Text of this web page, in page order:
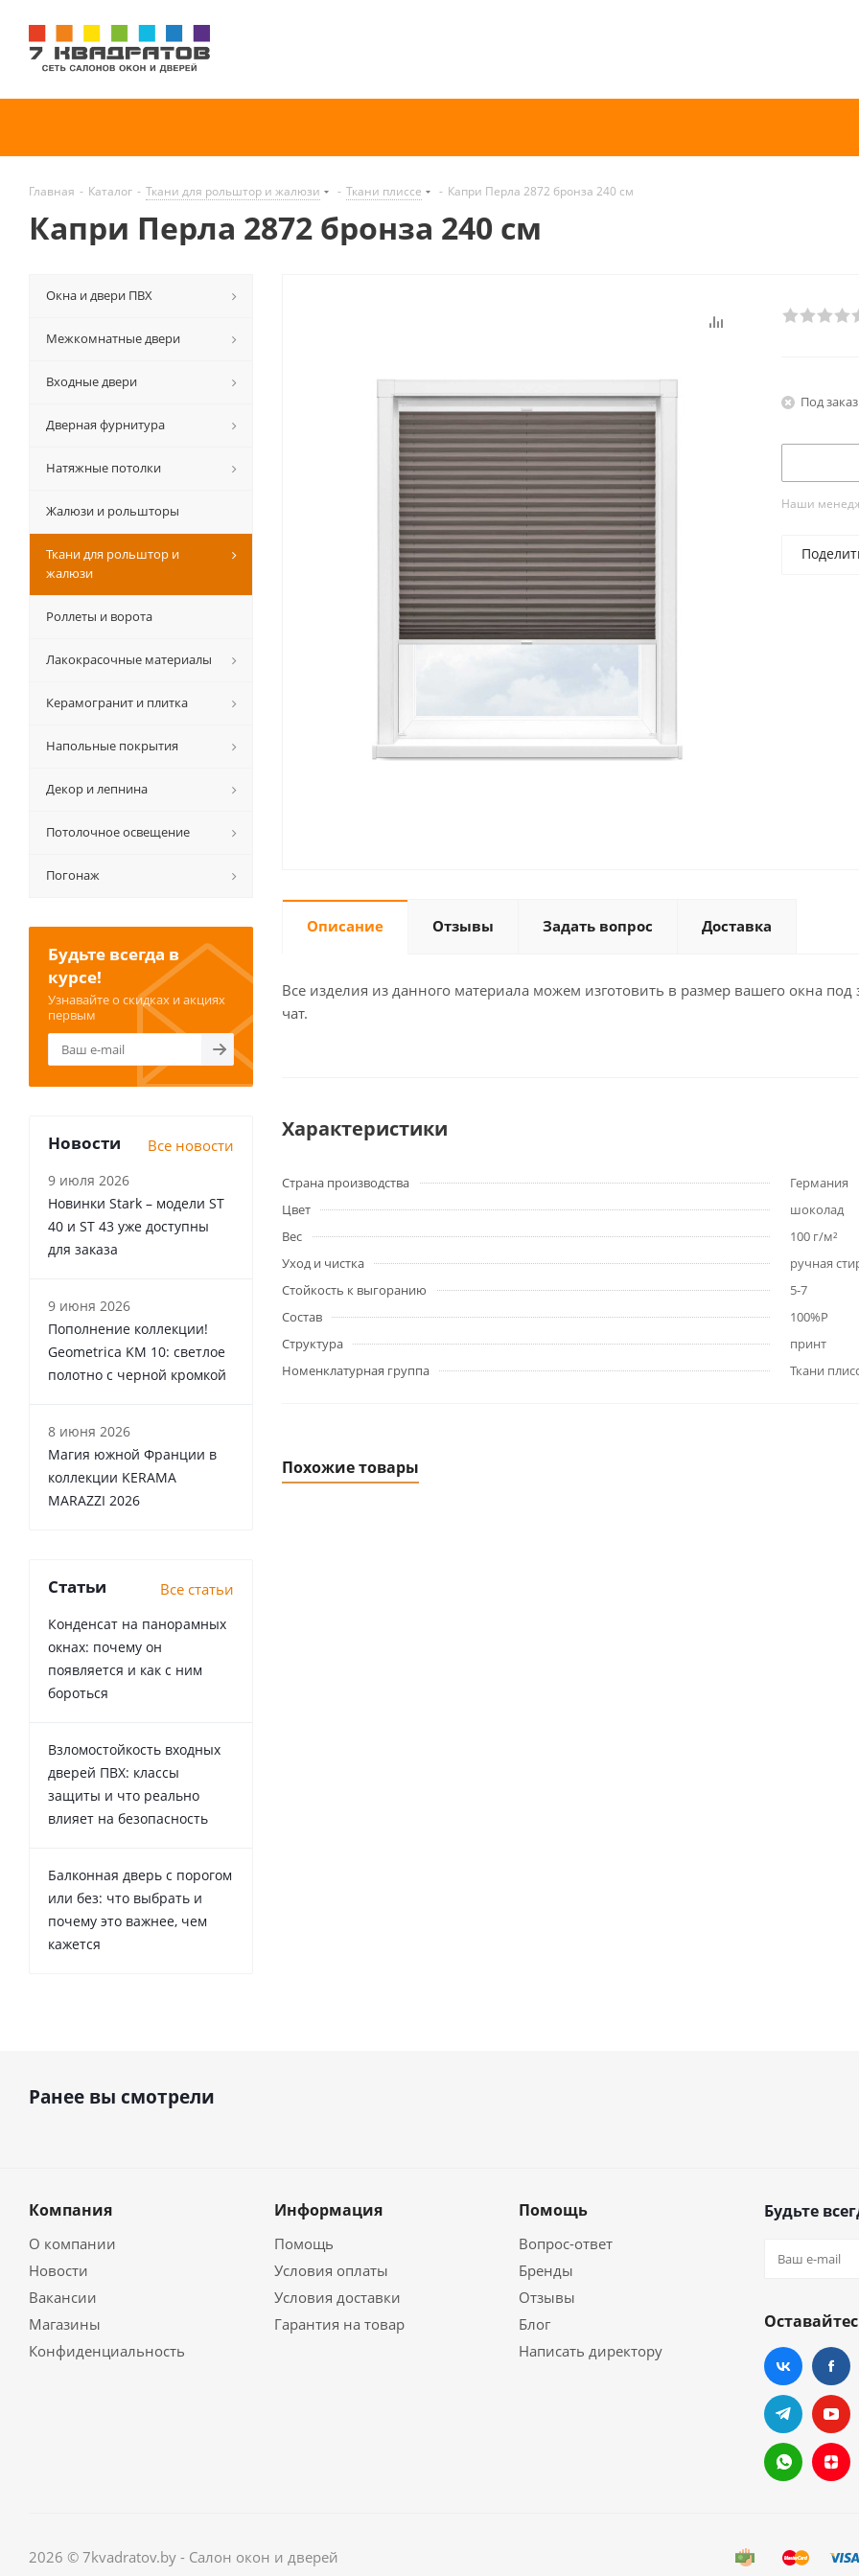
Главная - Каталог - Ткани для рольштор и жалюзи - Ткани плиссе - Капри Перла 2872 бронза 240 см
Капри Перла 2872 бронза 240 см
Под заказ
Наши
Описание Отзывы Задать вопрос Доставка
Все изделия из данного материала можем изготовить в размер вашего окна
чат.
Характеристики
Страна производства
Германия
Цвет
шоколад
Вес
100 г/м²
Уход и чистка
ручная
Стойкость к выгоранию
5-7
Состав
100%P
Структура
принт
Номенклатурная группа
Ткани
Похожие товары
Окна и двери ПВХ
Межкомнатные двери
Входные двери
Дверная фурнитура
Натяжные потолки
Жалюзи и рольшторы
Ткани для рольштор и
жалюзи
Роллеты и ворота
Лакокрасочные материалы
Керамогранит и плитка
Напольные покрытия
Декор и лепнина
Потолочное освещение
Погонаж
Будьте всегда в
курсе!
Узнавайте о скидках и акциях
первым
Новости Все новости
9 июля 2026
Новинки Stark – модели ST
40 и ST 43 уже доступны
для заказа
9 июня 2026
Пополнение коллекции!
Geometrica KM 10: светлое
полотно с черной кромкой
8 июня 2026
Магия южной Франции в
коллекции KERAMA
MARAZZI 2026
Статьи Все статьи
Конденсат на панорамных
окнах: почему он
появляется и как с ним
бороться
Взломостойкость входных
дверей ПВХ: классы
защиты и что реально
влияет на безопасность
Балконная дверь с порогом
или без: что выбрать и
почему это важнее, чем
кажется
Ранее вы смотрели
Компания
О компании
Новости
Вакансии
Магазины
Конфиденциальность
Информация
Помощь
Условия оплаты
Условия доставки
Гарантия на товар
Помощь
Вопрос-ответ
Бренды
Отзывы
Блог
Написать директору
Будьте
2026 © 7kvadratov.by - Салон окон и дверей